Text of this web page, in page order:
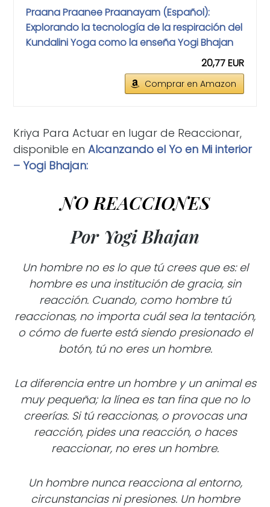
Praana Praanee Praanayam (Español):
Explorando la tecnología de la respiración del
Kundalini Yoga como la enseña Yogi Bhajan
20,77 EUR
Comprar en Amazon
Kriya Para Actuar en lugar de Reaccionar,
disponible enAlcanzando el Yo en Mi interior
– Yogi Bhajan:
NO REACCIONES
Por Yogi Bhajan
Un hombre no es lo que tú crees que es: el
hombre es una institución de gracia, sin
reacción. Cuando, como hombre tú
reaccionas, no importa cuál sea la tentación,
o cómo de fuerte está siendo presionado el
botón, tú no eres un hombre.
La diferencia entre un hombre y un animal es
muy pequeña; la línea es tan fina que no lo
creerías. Si tú reaccionas, o provocas una
reacción, pides una reacción, o haces
reaccionar, no eres un hombre.
Un hombre nunca reacciona al entorno,
circunstancias ni presiones. Un hombre